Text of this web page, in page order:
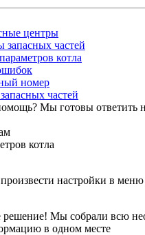
центры
запасных частей
котла
номер
частей
Мы готовы ответить
котла
настройки в меню
решение! Мы собрали всю
в одном месте